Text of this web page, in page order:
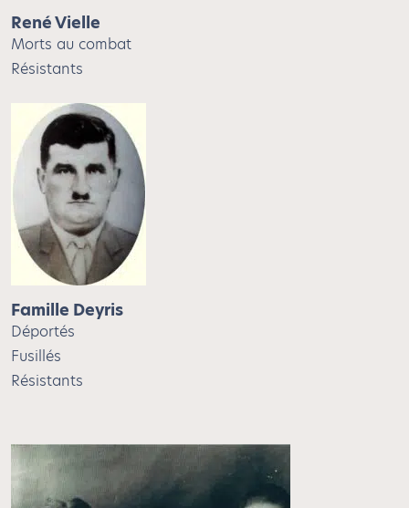
René Vielle
Morts au combat
Résistants
Famille Deyris
Déportés
Fusillés
Résistants